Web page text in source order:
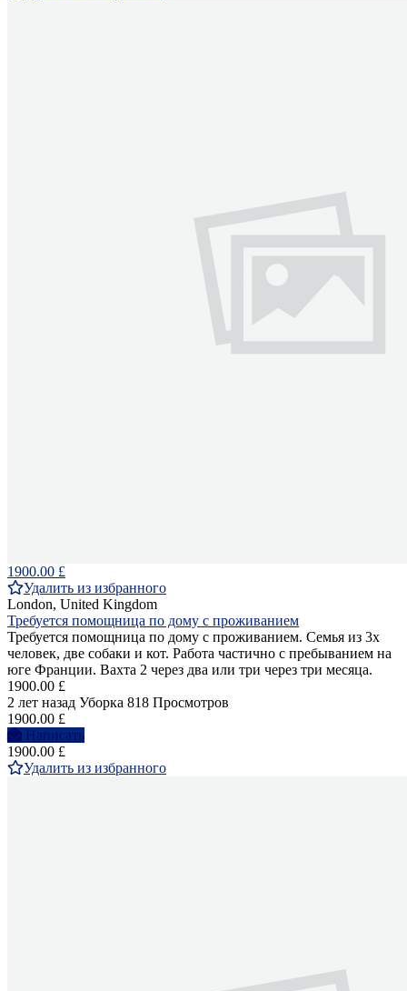
1900.00 £
Удалить из избранного
London, United Kingdom
Требуется помощница по дому с проживанием
Требуется помощница по дому с проживанием. Семья из 3х
человек, две собаки и кот. Работа частично с пребыванием на
юге Франции. Вахта 2 через два или три через три месяца.
1900.00 £
2 лет назад Уборка 818 Просмотров
1900.00 £
Написать
1900.00 £
Удалить из избранного